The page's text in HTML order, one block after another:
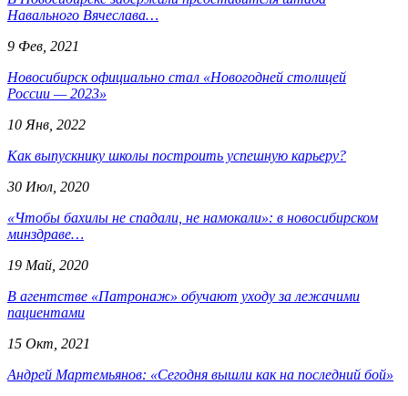
Навального Вячеслава…
9 Фев, 2021
Новосибирск официально стал «Новогодней столицей
России — 2023»
10 Янв, 2022
Как выпускнику школы построить успешную карьеру?
30 Июл, 2020
«Чтобы бахилы не спадали, не намокали»: в новосибирском
минздраве…
19 Май, 2020
В агентстве «Патронаж» обучают уходу за лежачими
пациентами
15 Окт, 2021
Андрей Мартемьянов: «Сегодня вышли как на последний бой»